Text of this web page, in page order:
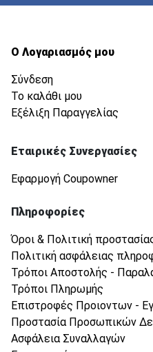
Ο Λογαριασμός μου
Σύνδεση
Το καλάθι μου
Εξέλιξη Παραγγελίας
Εταιρικές Συνεργασίες
Εφαρμογή Coupowner
Πληροφορίες
Όροι & Πολιτική
Πολιτική ασφάλειας
Τρόποι Αποστολής -
Τρόποι Πληρωμής
Επιστροφές Προιοντων -
Προστασία Προσωπικών
Ασφάλεια Συναλλαγών